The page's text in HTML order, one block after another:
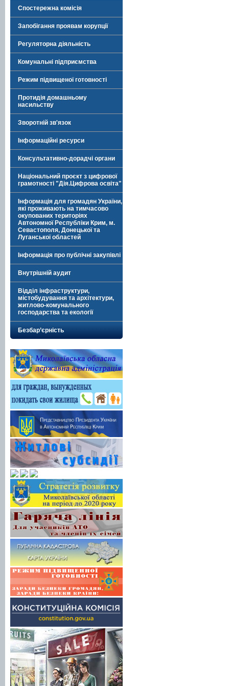
Спостережна комісія
Запобігання проявам корупції
Регуляторна діяльність
Комунальні підприємства
Режим підвищеної готовності
Протидія домашньому
насильству
Зворотній зв'язок
Інформаційні ресурси
Консультативно-дорадчі органи
Національний проєкт з цифрової
грамотності "Дія.Цифрова освіта"
Інформація для громадян України,
які проживають на тимчасово
окупованих територіях
Автономної Республіки Крим, м.
Севастополя, Донецької та
Луганської областей
Інформація про публічні закупівлі
Внутрішній аудит
Відділ інфраструктури,
містобудування та архітектури,
житлово-комунального
господарства та екології
Безбар’єрність